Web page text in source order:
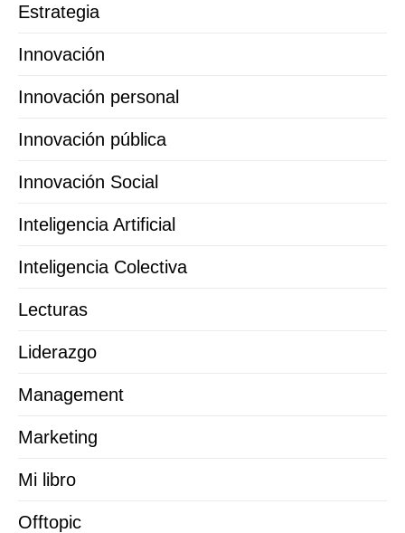
Estrategia
Innovación
Innovación personal
Innovación pública
Innovación Social
Inteligencia Artificial
Inteligencia Colectiva
Lecturas
Liderazgo
Management
Marketing
Mi libro
Offtopic